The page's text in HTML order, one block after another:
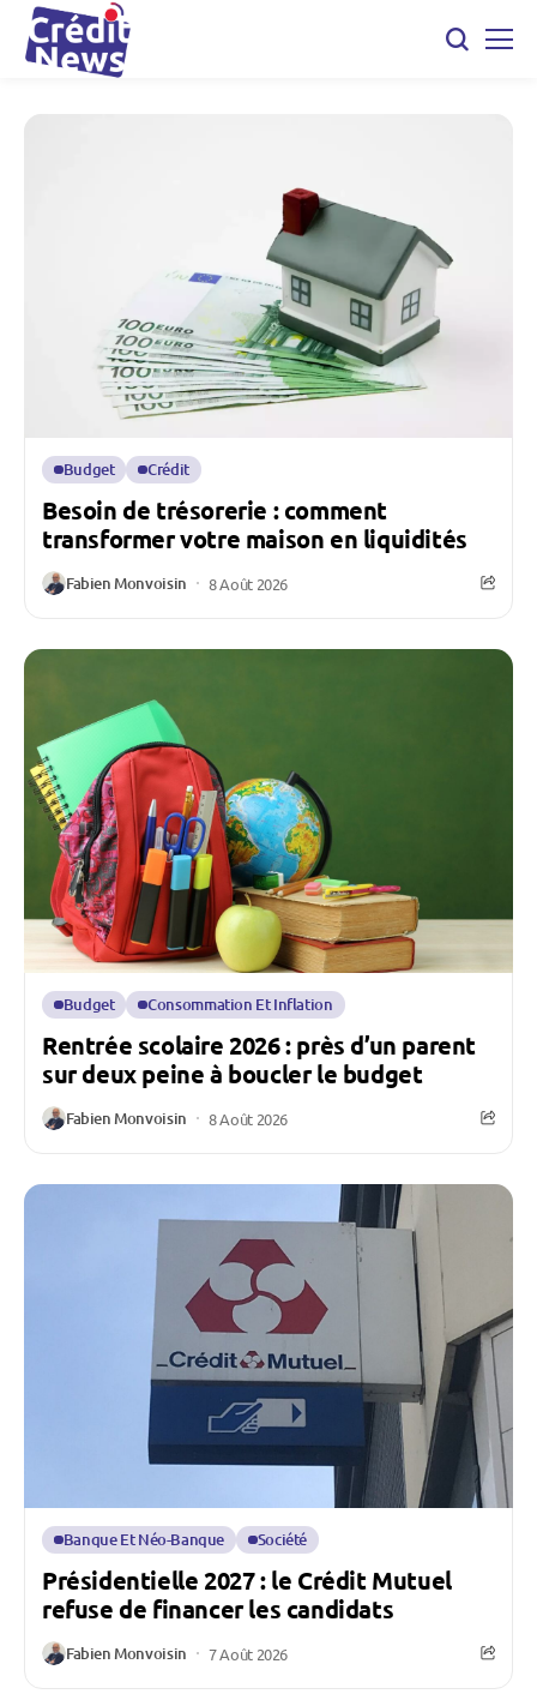
Budget Crédit
Besoin de trésorerie : comment
transformer votre maison en liquidités
Fabien Monvoisin 8 Août 2026
Budget Consommation Et Inflation
Rentrée scolaire 2026 : près d’un parent
sur deux peine à boucler le budget
Fabien Monvoisin 8 Août 2026
Banque Et Néo-Banque Société
Présidentielle 2027 : le Crédit Mutuel
refuse de financer les candidats
Fabien Monvoisin 7 Août 2026